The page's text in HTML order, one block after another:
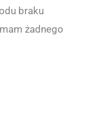
braku
żadnego